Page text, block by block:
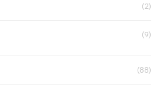
(2)
(9)
(88)